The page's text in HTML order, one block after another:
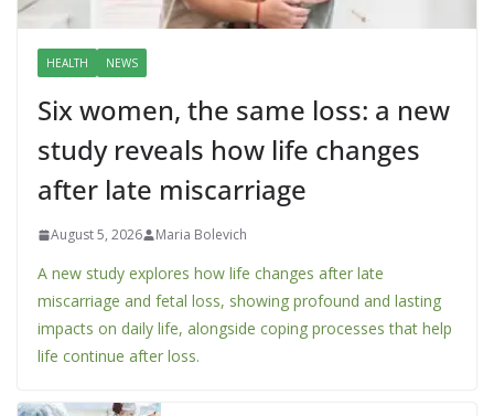
HEALTH NEWS
Six women, the same loss: a new
study reveals how life changes
after late miscarriage
August 5, 2026 Maria Bolevich
A new study explores how life changes after late
miscarriage and fetal loss, showing profound and lasting
impacts on daily life, alongside coping processes that help
life continue after loss.